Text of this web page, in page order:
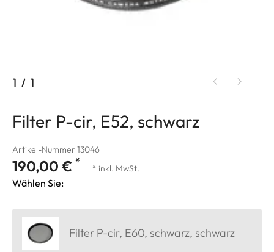
1 / 1
Filter P-cir, E52, schwarz
Artikel-Nummer 13046
190,00 € * * inkl. MwSt.
Wählen Sie:
Filter P-cir, E60, schwarz, schwarz